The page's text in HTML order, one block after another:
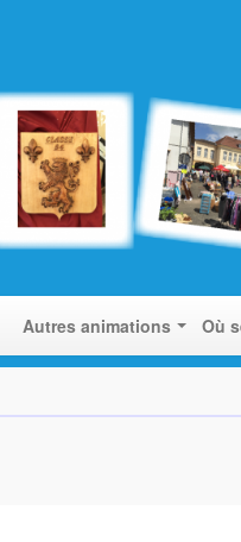
Autres animations Où